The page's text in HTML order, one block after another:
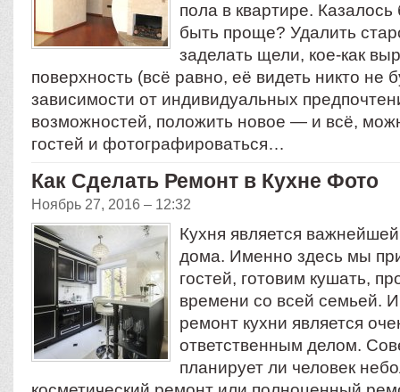
пола в квартире.
быть проще? Удалить
заделать щели, кое-как
поверхность (всё равно, её видеть никто не
зависимости от индивидуальных
возможностей, положить новое — и всё,
гостей и фотографироваться…
Как Сделать Ремонт в Кухне Фото
Ноябрь 27, 2016 – 12:32
Кухня является
дома. Именно здесь мы
гостей, готовим кушать,
времени со всей семьей.
ремонт кухни является
ответственным делом.
планирует ли человек